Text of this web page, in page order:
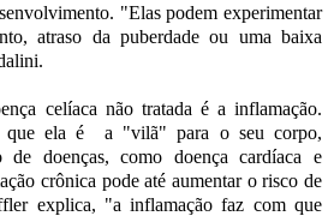
"Elas podem experimentar
atraso da puberdade ou uma baixa
celíaca não tratada é a inflamação.
que ela é a "vilã" para o seu corpo,
doenças, como doença cardíaca e
crônica pode até aumentar o risco de
explica, "a inflamação faz com que